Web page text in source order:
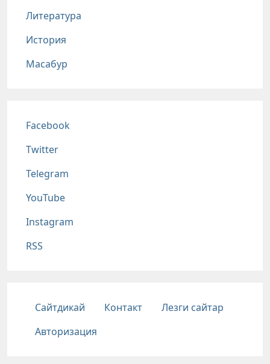
Литература
История
Масабур
Соц сети
Facebook
Twitter
Telegram
YouTube
Instagram
RSS
Подвал
Сайтдикай Контакт
Лезги сайтар
Авторизация